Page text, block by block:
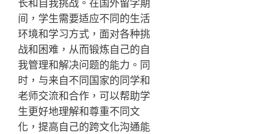
间，学生需要适应不同的生活
环境和学习方式，面对各种挑
战和困难，从而锻炼自己的自
我管理和解决问题的能力。同
时，与来自不同国家的同学和
老师交流和合作，可以帮助学
生更好地理解和尊重不同文
化，提高自己的跨文化沟通能